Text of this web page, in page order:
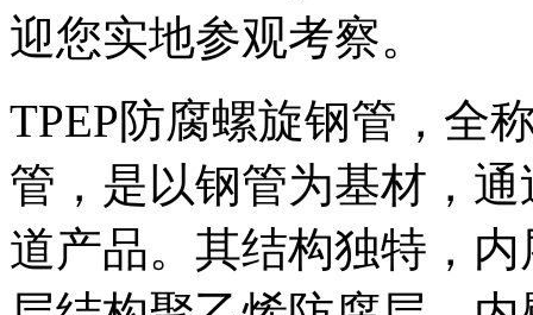
迎您实地参观考察。
TPEP防腐螺旋钢管，全
管，是以钢管为基材，
道产品。其结构独特，